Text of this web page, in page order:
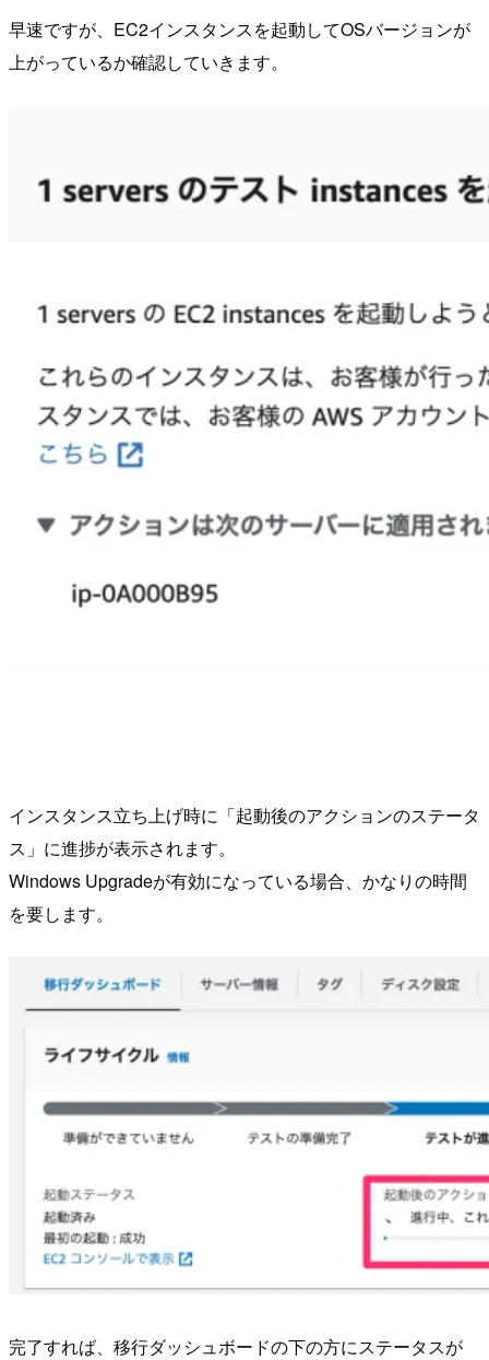
早速ですが、EC2インスタンスを起動してOSバージョンが
上がっているか確認していきます。
インスタンス立ち上げ時に「起動後のアクションのステータ
ス」に進捗が表示されます。
Windows Upgradeが有効になっている場合、かなりの時間
を要します。
完了すれば、移行ダッシュボードの下の方にステータスが